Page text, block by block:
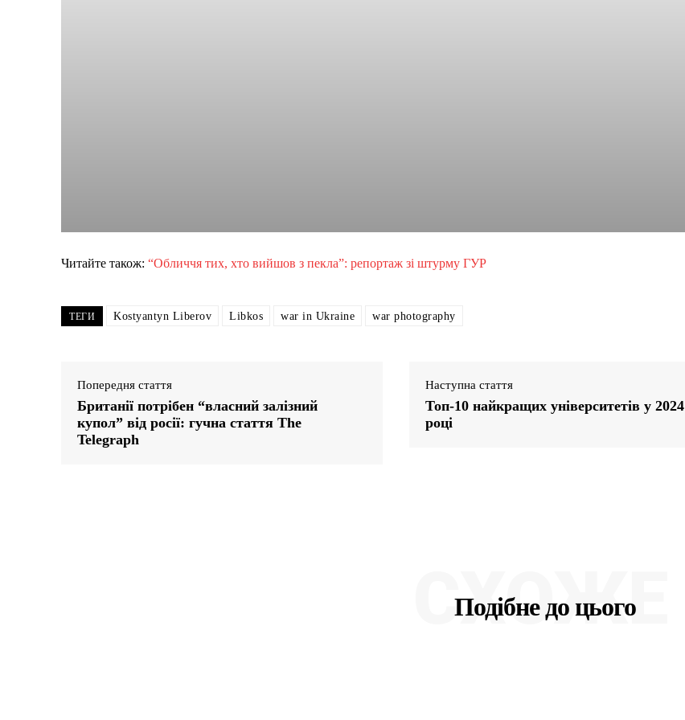
Читайте також: “Обличчя тих, хто вийшов з пекла”: репортаж зі штурму ГУР
ТЕГИ Kostyantyn Liberov Libkos war in Ukraine war photography
Попередня стаття
Британії потрібен “власний залізний
купол” від росії: гучна стаття The
Telegraph
Наступна стаття
Топ-10 найкращих університетів у 2024
році
Подібне до цього
СХОЖЕ